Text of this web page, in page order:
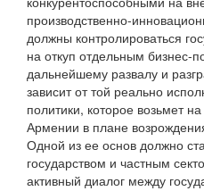
производственно-
должны контролироваться
на откуп отдельным бизнес-
дальнейшему развалу и
зависит от той реально
политики, которое возьмет
Армении в плане
Одной из ее основ должно
государством и частным
активный диалог между